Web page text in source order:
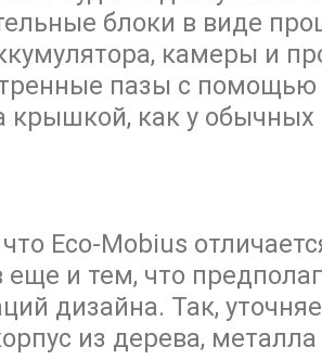
блоки в виде
камеры и
пазы с помощью
как у обычных
Eco-Mobius
еще и тем, что
дизайна. Так,
из дерева,